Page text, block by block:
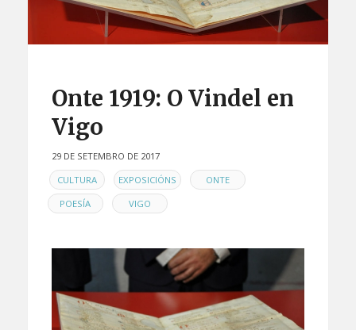
Onte 1919: O Vindel en
Vigo
29 DE SETEMBRO DE 2017
EN CULTURA , EXPOSICIÓNS , ONTE ,
POESÍA , VIGO